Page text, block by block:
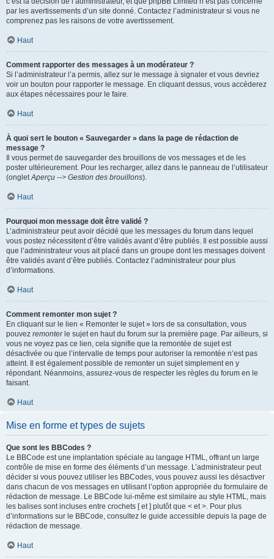
par les avertissements d’un site donné. Contactez l’administrateur si vous ne
comprenez pas les raisons de votre avertissement.
Haut
Comment rapporter des messages à un modérateur ?
Si l’administrateur l’a permis, allez sur le message à signaler et vous devriez
voir un bouton pour rapporter le message. En cliquant dessus, vous accéderez
aux étapes nécessaires pour le faire.
Haut
À quoi sert le bouton « Sauvegarder » dans la page de rédaction de
message ?
Il vous permet de sauvegarder des brouillons de vos messages et de les
poster ultérieurement. Pour les recharger, allez dans le panneau de l’utilisateur
(ongletAperçu --> Gestion des brouillons).
Haut
Pourquoi mon message doit être validé ?
L’administrateur peut avoir décidé que les messages du forum dans lequel
vous postez nécessitent d’être validés avant d’être publiés. Il est possible aussi
que l’administrateur vous ait placé dans un groupe dont les messages doivent
être validés avant d’être publiés. Contactez l’administrateur pour plus
d’informations.
Haut
Comment remonter mon sujet ?
En cliquant sur le lien « Remonter le sujet » lors de sa consultation, vous
pouvez remonterle sujet en haut du forum sur la première page. Par ailleurs, si
vous ne voyez pas ce lien, cela signifie que la remontée de sujet est
désactivée ou que l’intervalle de temps pour autoriser la remontée n’est pas
atteint. Il est également possible de remonter un sujet simplement en y
répondant. Néanmoins, assurez-vous de respecter les règles du forum en le
faisant.
Haut
Mise en forme et types de sujets
Que sont les BBCodes ?
Le BBCode est une implantation spéciale au langage HTML, offrant un large
contrôle de mise en forme des éléments d’un message. L’administrateur peut
décider si vous pouvez utiliser les BBCodes, vous pouvez aussi les désactiver
dans chacun de vos messages en utilisant l’option appropriée du formulaire de
rédaction de message. Le BBCode lui-même est similaire au style HTML, mais
les balises sont incluses entre crochets [ et ] plutôt que < et >. Pour plus
d’informations sur le BBCode, consultez le guide accessible depuis la page de
rédaction de message.
Haut